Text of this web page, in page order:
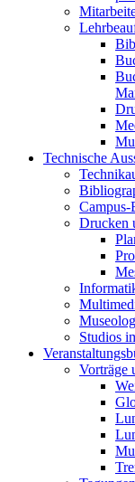
Technische
Drucken
Studios
Vorträge